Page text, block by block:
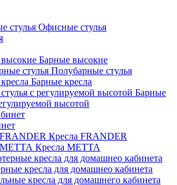
Офисные стулья
Барные высокие
Полубарные стулья
Барные кресла
Барные
высотой
Кресла FRANDER
Кресла METTA
кресла для домашнео кабинета